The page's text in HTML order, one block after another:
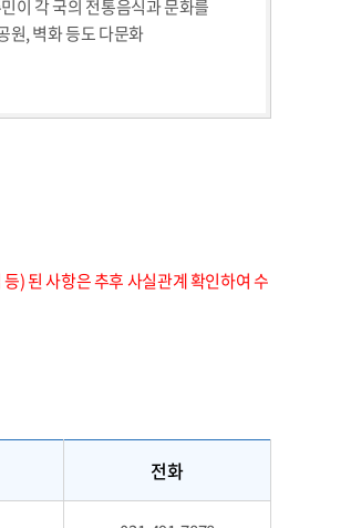
이 각 국의 전통음식과 문화를
원, 벽화 등도 다문화
) 된 사항은 추후 사실관계 확인하여 수
전화